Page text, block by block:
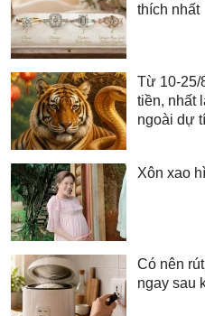
thích nhất
Từ 10-25/
tiền, nhất
ngoài dự
Xôn xao
Có nên
ngay sau